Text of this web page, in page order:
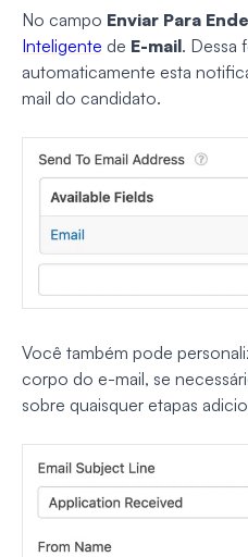
No campo Enviar Para
Inteligente de E-mail. Dessa
automaticamente esta
mail do candidato.
Você também pode
corpo do e-mail, se
sobre quaisquer etapas